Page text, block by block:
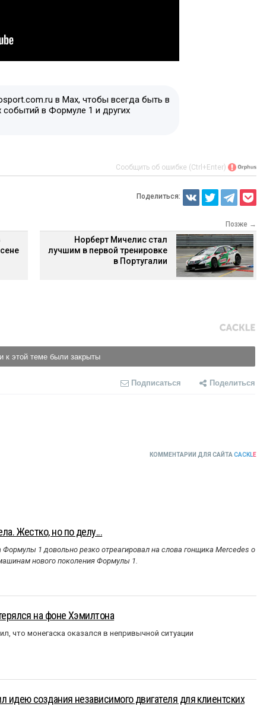
в Max, чтобы всегда быть в
событий в Формуле 1 и других
Сообщить об ошибке (Ctrl+Enter)
Поделиться:
Позже →
Норберт Мичелис стал
лучшим в первой тренировке
в Португалии
к этой теме были закрыты
Подписаться Поделиться
КОММЕНТАРИИ ДЛЯ САЙТА CACKLE
Жестко, но по делу...
1 довольно резко отреагировал на слова гонщика Mercedes о
нового поколения Формулы 1.
на фоне Хэмилтона
что монегаска оказался в непривычной ситуации
идею создания независимого двигателя для клиентских